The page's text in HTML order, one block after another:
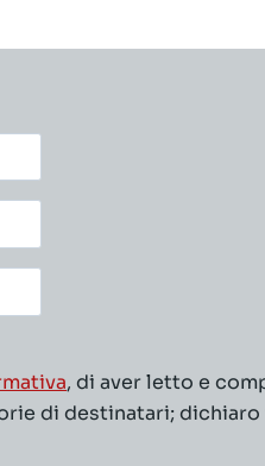
, di aver letto e
di destinatari;